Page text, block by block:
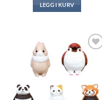
LEGG I KURV
Legg til i
ønskeliste